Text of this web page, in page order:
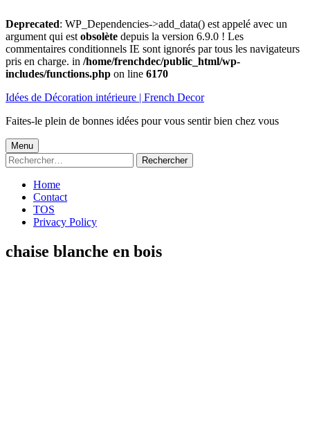
Deprecated: WP_Dependencies->add_data() est appelé avec un
argument qui est obsolète depuis la version 6.9.0 ! Les
commentaires conditionnels IE sont ignorés par tous les navigateurs
pris en charge. in /home/frenchdec/public_html/wp-
includes/functions.php on line 6170
au
Idées de Décoration intérieure | French Decor
Faites-le plein de bonnes idées pour vous sentir bien chez vous
Menu
principal
Menu
Rechercher :
Home
Contact
TOS
Privacy Policy
chaise blanche en bois